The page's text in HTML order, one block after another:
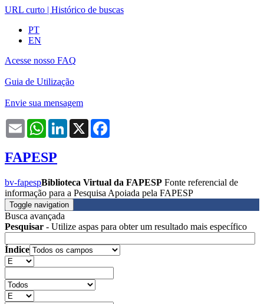
URL curto | Histórico de buscas
PT
EN
Acesse nosso FAQ
Guia de Utilização
Envie sua mensagem
Email WhatsAppLinkedIn
X
FAPESP
bv-fapespBiblioteca Virtual da FAPESP Fonte referencial de
informação para a Pesquisa Apoiada pela FAPESP
Toggle navigation
Busca avançada
Pesquisar - Utilize aspas para obter um resultado mais específico
Índice